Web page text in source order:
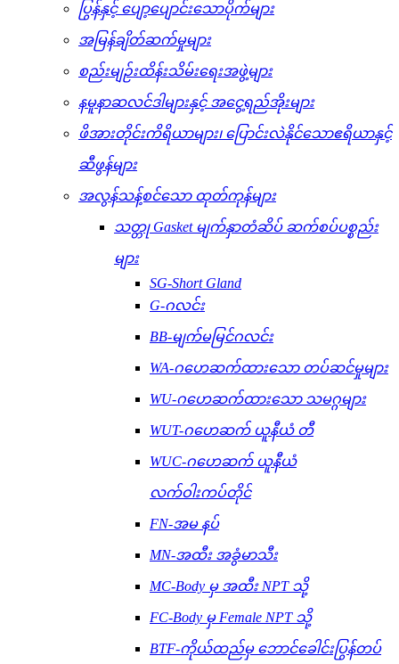
ပြွန်နှင့် ပျော့ပျောင်းသောပိုက်များ
အမြန်ချိတ်ဆက်မှုများ
စည်းမျဉ်းထိန်းသိမ်းရေးအဖွဲ့များ
နမူနာဆလင်ဒါများနှင့် အငွေ့ရည်အိုးများ
ဖိအားတိုင်းကိရိယာများ၊ ပြောင်းလဲနိုင်သောဧရိယာနှင့်
ဆီဖွန်များ
အလွန်သန့်စင်သော ထုတ်ကုန်များ
သတ္တု Gasket မျက်နှာတံဆိပ် ဆက်စပ်ပစ္စည်း
များ
SG-Short Gland
G-ဂလင်း
BB-မျက်မမြင်ဂလင်း
WA-ဂဟေဆက်ထားသော တပ်ဆင်မှုများ
WU-ဂဟေဆက်ထားသော သမဂ္ဂများ
WUT-ဂဟေဆက် ယူနီယံ တီ
WUC-ဂဟေဆက် ယူနီယံ
လက်ဝါးကပ်တိုင်
FN-အမ နပ်
MN-အထီး အခွံမာသီး
MC-Body မှ အထီး NPT သို့
FC-Body မှ Female NPT သို့
BTF-ကိုယ်ထည်မှ ဘောင်ခေါင်းပြွန်တပ်